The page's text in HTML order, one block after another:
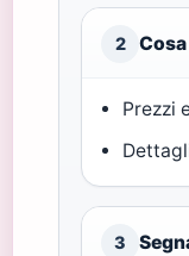
2
Prezzi
3